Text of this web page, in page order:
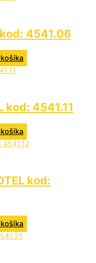
4541.06
kod: 4541.11
kod: